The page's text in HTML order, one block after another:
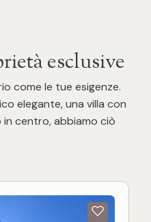
esclusive
come le tue esigenze.
elegante, una villa con
centro, abbiamo ciò